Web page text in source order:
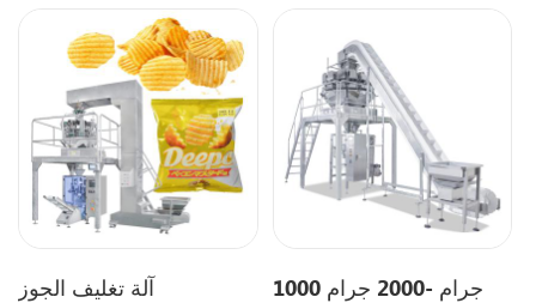
آلة تغليف الجوز
1000 جرام -2000 جرام